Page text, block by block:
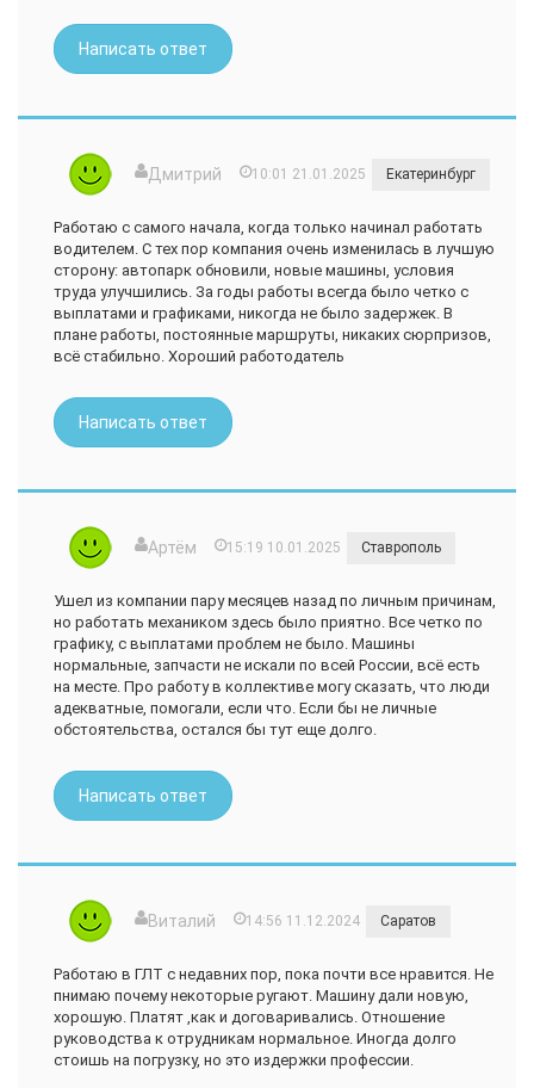
Написать ответ
Дмитрий 10:01 21.01.2025 Екатеринбург
Работаю с самого начала, когда только начинал работать
водителем. С тех пор компания очень изменилась в лучшую
сторону: автопарк обновили, новые машины, условия
труда улучшились. За годы работы всегда было четко с
выплатами и графиками, никогда не было задержек. В
плане работы, постоянные маршруты, никаких сюрпризов,
всё стабильно. Хороший работодатель
Написать ответ
Артём 15:19 10.01.2025 Ставрополь
Ушел из компании пару месяцев назад по личным причинам,
но работать механиком здесь было приятно. Все четко по
графику, с выплатами проблем не было. Машины
нормальные, запчасти не искали по всей России, всё есть
на месте. Про работу в коллективе могу сказать, что люди
адекватные, помогали, если что. Если бы не личные
обстоятельства, остался бы тут еще долго.
Написать ответ
Виталий 14:56 11.12.2024 Саратов
Работаю в ГЛТ с недавних пор, пока почти все нравится. Не
пнимаю почему некоторые ругают. Машину дали новую,
хорошую. Платят ,как и договаривались. Отношение
руководства к отрудникам нормальное. Иногда долго
стоишь на погрузку, но это издержки профессии.